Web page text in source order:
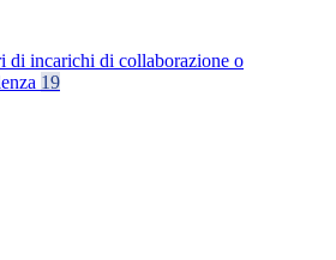
di incarichi di collaborazione o
19